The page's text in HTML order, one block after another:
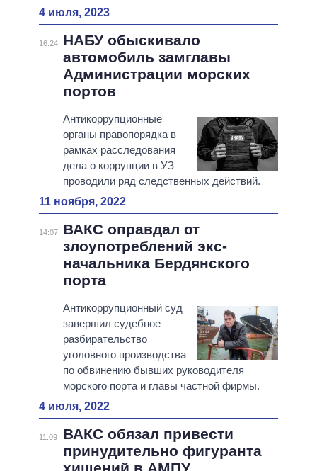
4 июля, 2023
16:24
НАБУ обыскивало
автомобиль замглавы
Администрации морских
портов
Антикоррупционные
органы правопорядка в
рамках расследования
дела о коррупции в УЗ
проводили ряд следственных действий.
11 ноября, 2022
14:07
ВАКС оправдал от
злоупотреблений экс-
начальника Бердянского
порта
Антикоррупционный суд
завершил судебное
разбирательство
уголовного производства
по обвинению бывших руководителя
морского порта и главы частной фирмы.
4 июля, 2022
11:09
ВАКС обязал привести
принудительно фигуранта